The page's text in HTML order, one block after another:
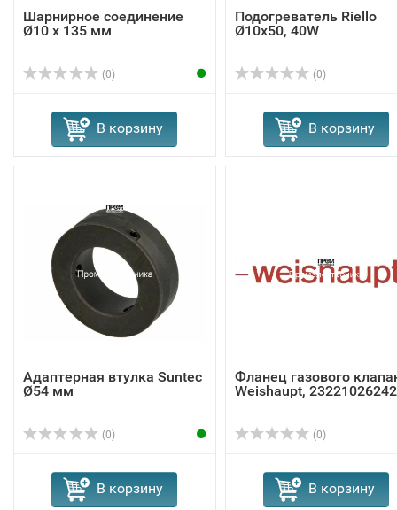
Шарнирное соединение
Ø10 x 135 мм
(0)
В корзину
Подогреватель Riello
Ø10x50, 40W
(0)
В корзину
Адаптерная втулка Suntec
Ø54 мм
(0)
В корзину
Фланец газового
Weishaupt, 23221026242
(0)
В корзину